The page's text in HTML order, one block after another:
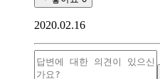
2020.02.16